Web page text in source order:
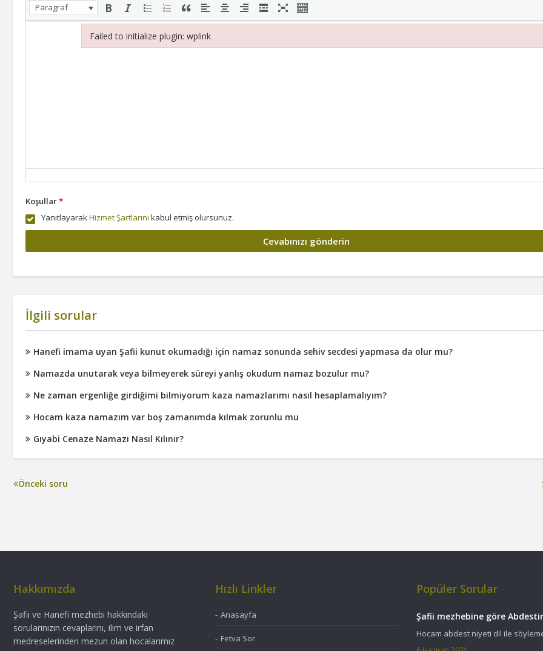
Paragraf
Koşullar*
YanıtlayarakHizmet Şartlarını kabul etmiş olursunuz.
İlgili sorular
Hanefi imama uyan Şafii kunut okumadığı için namaz sonunda sehiv secdesi yapmasa da olur mu?
Namazda unutarak veya bilmeyerek süreyi yanlış okudum namaz bozulur mu?
Ne zaman ergenliğe girdiğimi bilmiyorum kaza namazlarımı nasıl hesaplamalıyım?
Hocam kaza namazım var boş zamanımda kılmak zorunlu mu
Gıyabi Cenaze Namazı Nasıl Kılınır?
Önceki soru
Hakkımızda
Şafii ve Hanefi mezhebi hakkındaki
sorularınızın cevaplarını, ilim ve irfan
medreselerinden mezun olan hocalarımız
Hızlı Linkler
Anasayfa
Fetva Sor
Popüler Sorular
Şafii mezhebine göre
Hocam abdest niyeti dil ile
Failed to initialize plugin: wplink
Failed to initialize plugin: wplink